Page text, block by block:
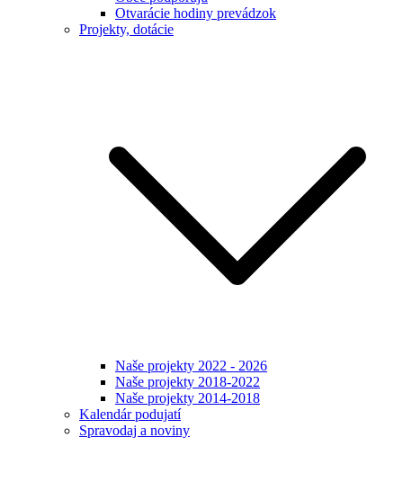
Otvarácie hodiny prevádzok
Projekty, dotácie
Naše projekty 2022 - 2026
Naše projekty 2018-2022
Naše projekty 2014-2018
Kalendár podujatí
Spravodaj a noviny